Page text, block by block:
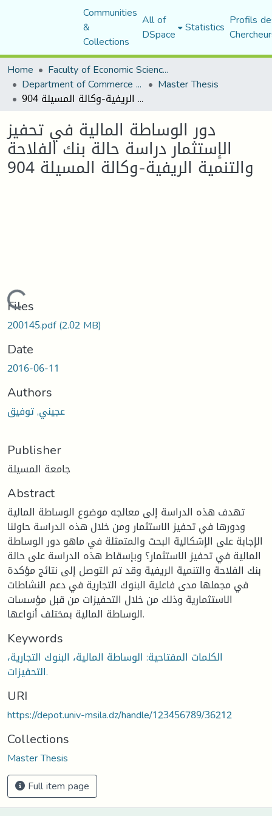
Communities
&
Collections
All of
DSpace Statistics Profils
Home
Faculty of Economic Sciences, Commerce and Management Sciences
Department of Commerce Science Master Thesis
دور الوساطة المالية في تحفيز الإستثمار دراسة حالة بنك الفلاحة والتنمية الريفية-وكالة المسيلة 904
دور الوساطة المالية في تحفيز
الإستثمار دراسة حالة بنك الفلاحة
والتنمية الريفية-وكالة المسيلة 904
Loading...
Files
200145.pdf(2.02 MB)
Date
2016-06-11
Authors
عجيني, توفيق
Publisher
جامعة المسيلة
Abstract
تهدف هذه الدراسة إلى معالجه موضوع الوساطة المالية
ودورها في تحفيز الاستثمار ومن خلال هذه الدراسة حاولنا
الإجابة على الإشكالية البحث والمتمثلة في ماهو دور الوساطة
المالية في تحفيز الاستثمار؟ وبإسقاط هذه الدراسة على حالة
بنك الفلاحة والتنمية الريفية وقد تم التوصل إلى نتائج مؤكدة
في مجملها مدى فاعلية البنوك التجارية في دعم النشاطات
الاستثمارية وذلك من خلال التحفيزات من قبل مؤسسات
الوساطة المالية بمختلف أنواعها.
Keywords
الكلمات المفتاحية: الوساطة المالية، البنوك التجارية،
التحفيزات.
URI
https://depot.univ-msila.dz/handle/123456789/36212
Collections
Master Thesis
Full item page